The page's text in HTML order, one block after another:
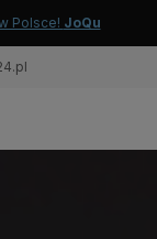
Polsce! JoQu